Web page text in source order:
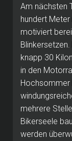
Am nächsten
hundert
motiviert
Blinkersetzen.
knapp 30
in den
Hochsommer
mehrere
Bikerseele
werden